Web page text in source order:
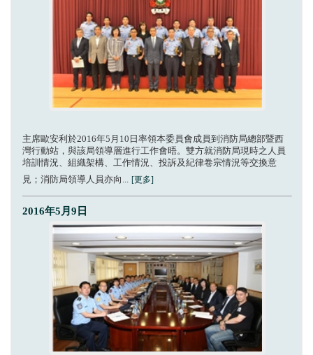
主席歐安利於2016年5月10日率領本委員會成員到消防局總部暨西
灣行動站，與該局領導層進行工作會晤。雙方就消防局現時之人員
培訓情況、組織架構、工作情況、投訴及紀律卷宗情況等交換意
見；消防局領導人員亦向... [更多]
2016年5月9日